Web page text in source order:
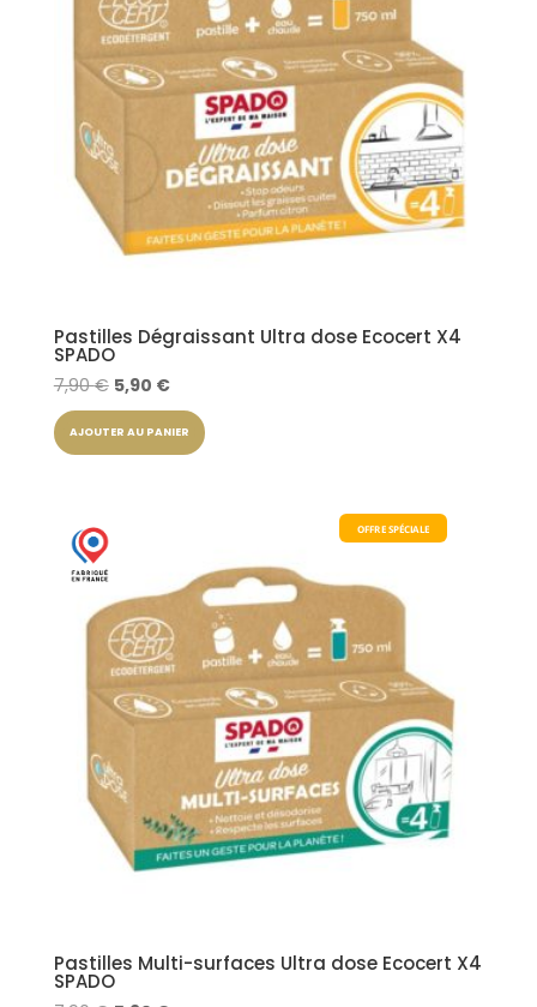
Pastilles Dégraissant Ultra dose Ecocert X4
SPADO
7,90€ Le
prix
initial
5,90 €Le
prix
actuel
AJOUTER AU PANIER
OFFRE SPÉCIALE
Pastilles Multi-surfaces Ultra dose Ecocert X4
SPADO